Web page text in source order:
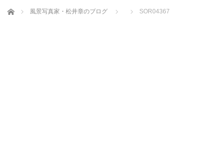
ホーム 風景写真家・松井章のブログ SOR04367